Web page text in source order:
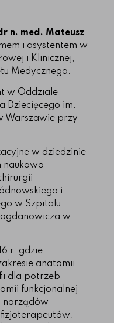
n. med. Mateusz
i asystentem w
i Klinicznej,
Medycznego.
w Oddziale
Dziecięcego im.
Warszawie przy
w dziedzinie
naukowo-
i
w Szpitalu
w
r. gdzie
anatomii
dla potrzeb
funkcjonalnej
narządów